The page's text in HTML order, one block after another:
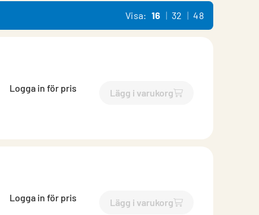
Visa: 16 32 48
Logga in för pris Lägg i varukorg
`$Lägg till
Logga in för pris Lägg i varukorg
`$Lägg till